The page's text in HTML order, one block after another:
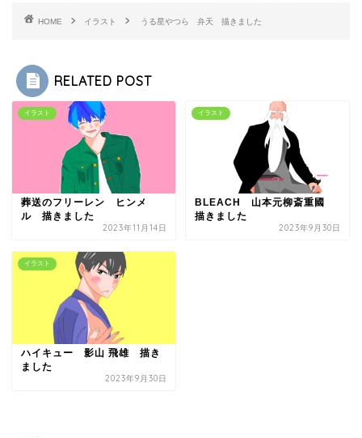
HOME イラスト うる星やつら 弁天 描きました
RELATED POST
イラスト
葬送のフリーレン ヒンメ
ル 描きました
2023年11月14日
イラスト
BLEACH 山本元柳斎重國
描きました
2023年9月30日
イラスト
ハイキュー 影山 飛雄 描き
ました
2023年9月30日